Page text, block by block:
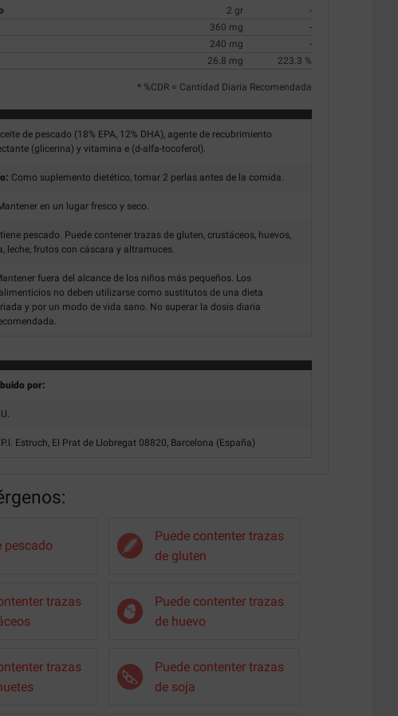
2 gr
-
360 mg
-
240 mg
-
26.8 mg 223.3 %
* %CDR = Cantidad Diaria Recomendada
de pescado (18% EPA, 12% DHA), agente de recubrimiento
(glicerina) y vitamina e (d-alfa-tocoferol).
Como suplemento dietético, tomar 2 perlas antes de la comida.
en un lugar fresco y seco.
pescado. Puede contener trazas de gluten, crustáceos, huevos,
leche, frutos con cáscara y altramuces.
fuera del alcance de los niños más pequeños. Los
no deben utilizarse como sustitutos de una dieta
y por un modo de vida sano. No superar la dosis diaria
por:
Estruch, El Prat de Llobregat 08820, Barcelona (España)
pescado
Puede contenter trazas
de gluten
trazas
Puede contenter trazas
de huevo
trazas
Puede contenter trazas
de soja